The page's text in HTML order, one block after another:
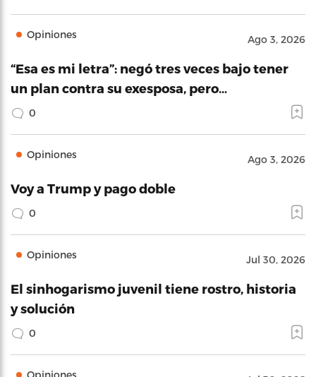
Opiniones Ago 3, 2026
“Esa es mi letra”: negó tres veces bajo tener
un plan contra su exesposa, pero…
0
Opiniones Ago 3, 2026
Voy a Trump y pago doble
0
Opiniones Jul 30, 2026
El sinhogarismo juvenil tiene rostro, historia
y solución
0
Opiniones